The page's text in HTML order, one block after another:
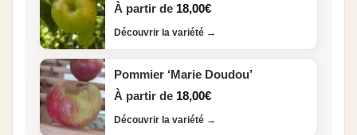
À partir de 18,00€
Découvrir la variété →
Pommier ‘Marie Doudou’
À partir de 18,00€
Découvrir la variété →